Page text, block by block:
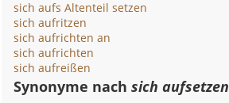
sich aufs Altenteil setzen
sich aufritzen
sich aufrichten an
sich aufrichten
sich aufreißen
Synonyme nachsich aufsetzen